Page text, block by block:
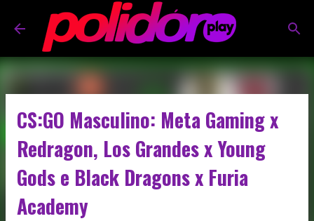
Pular para o conteúdo principal
CS:GO Masculino: Meta Gaming x
Redragon, Los Grandes x Young
Gods e Black Dragons x Furia
Academy